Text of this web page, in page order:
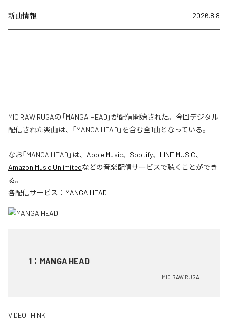
新曲情報 2026.8.8
MIC RAW RUGAの「MANGA HEAD」が配信開始された。今回デジタル
配信された楽曲は、「MANGA HEAD」を含む全1曲となっている。
なお「MANGA HEAD 」は、 Apple Music、 Spotify、 LINE MUSIC、
Amazon Music Unlimitedなどの音楽配信サービスで聴くことができ
る。
各配信サービス： MANGA HEAD
1 ： MANGA HEAD
MIC RAW RUGA
VIDEOTHINK